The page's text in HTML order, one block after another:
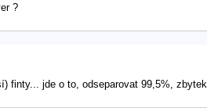
?
finty... jde o to, odseparovat 99,5%,